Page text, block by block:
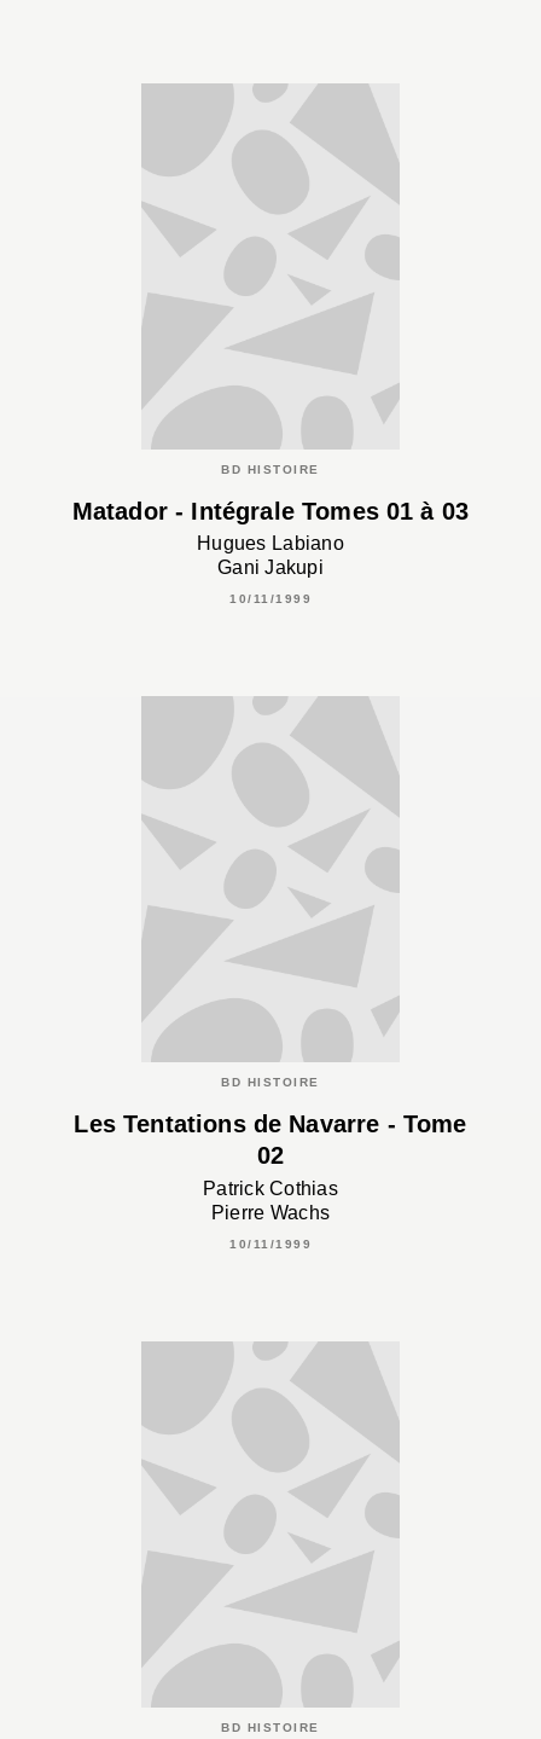
BD HISTOIRE
Matador - Intégrale Tomes 01 à 03
Hugues Labiano
Gani Jakupi
10/11/1999
BD HISTOIRE
Les Tentations de Navarre - Tome
02
Patrick Cothias
Pierre Wachs
10/11/1999
BD HISTOIRE